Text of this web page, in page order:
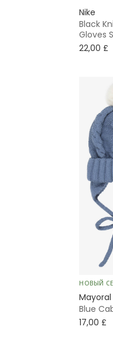
Nike
Black
Gloves
22,00 £
НОВЫЙ
Blue
17,00 £